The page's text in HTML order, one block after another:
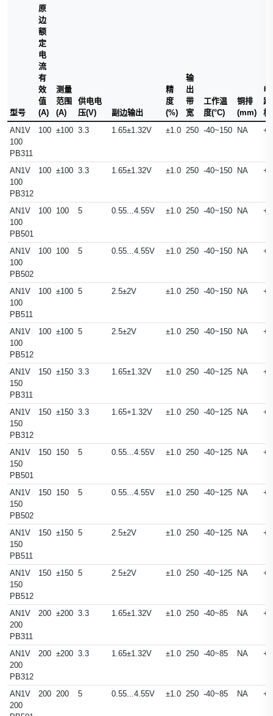
型号
原
边
额
定
电
流
有
效
值
(A)
测量
范围
(A)
供电电
压(V)
副边输出
精
度
(%)
输
出
带
宽
工作温
度(°C)
铜排
(mm)
电
路
板
AN1V
100
PB311
100 ±100 3.3 1.65±1.32V ±1.0 250 -40~150 NA +
AN1V
100
PB312
100 ±100 3.3 1.65±1.32V ±1.0 250 -40~150 NA +
AN1V
100
PB501
100 100 5 0.55...4.55V ±1.0 250 -40~150 NA +
AN1V
100
PB502
100 100 5 0.55...4.55V ±1.0 250 -40~150 NA +
AN1V
100
PB511
100 ±100 5 2.5±2V ±1.0 250 -40~150 NA +
AN1V
100
PB512
100 ±100 5 2.5±2V ±1.0 250 -40~150 NA +
AN1V
150
PB311
150 ±150 3.3 1.65±1.32V ±1.0 250 -40~125 NA +
AN1V
150
PB312
150 ±150 3.3 1.65+1.32V ±1.0 250 -40~125 NA +
AN1V
150
PB501
150 150 5 0.55...4.55V ±1.0 250 -40~125 NA +
AN1V
150
PB502
150 150 5 0.55...4.55V ±1.0 250 -40~125 NA +
AN1V
150
PB511
150 ±150 5 2.5±2V ±1.0 250 -40~125 NA +
AN1V
150
PB512
150 ±150 5 2.5±2V ±1.0 250 -40~125 NA +
AN1V
200
PB311
200 ±200 3.3 1.65±1.32V ±1.0 250 -40~85 NA +
AN1V
200
PB312
200 ±200 3.3 1.65±1.32V ±1.0 250 -40~85 NA +
AN1V
200
200 200 5 0.55...4.55V ±1.0 250 -40~85 NA +